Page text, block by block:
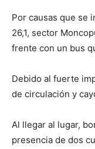
Por causas que se
26,1, sector
frente con un bus
Debido al fuerte
de circulación y
Al llegar al lugar,
presencia de dos